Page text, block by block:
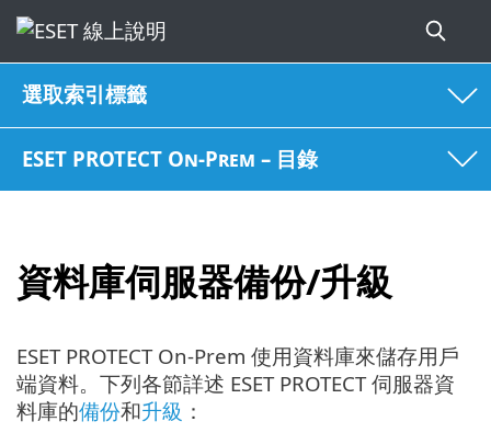
選取索引標籤
ESET PROTECT On-Prem – 目錄
資料庫伺服器備份/升級
ESET PROTECT On-Prem 使用資料庫來儲存用戶
端資料。下列各節詳述 ESET PROTECT 伺服器資
料庫的備份和升級 ：